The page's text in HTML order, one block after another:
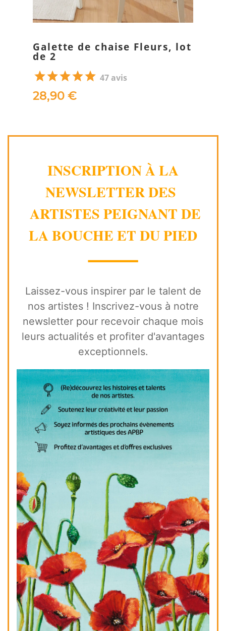
Galette de chaise Fleurs, lot
de 2
47 avis
28,90 €
INSCRIPTION À LA
NEWSLETTER DES
ARTISTES PEIGNANT DE
LA BOUCHE ET DU PIED
⸻
Laissez-vous inspirer par le talent de
nos artistes ! Inscrivez-vous à notre
newsletter pour recevoir chaque mois
leurs actualités et profiter d'avantages
exceptionnels.